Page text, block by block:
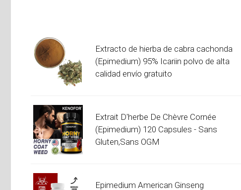
Extracto de hierba de cabra cachonda
(Epimedium) 95% Icariin polvo de alta
calidad envío gratuito
Extrait D'herbe De Chèvre Cornée
(Epimedium) 120 Capsules - Sans
Gluten,Sans OGM
Epimedium American Ginseng